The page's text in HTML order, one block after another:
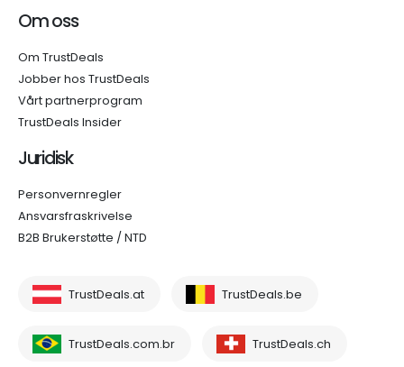
Om oss
Om TrustDeals
Jobber hos TrustDeals
Vårt partnerprogram
TrustDeals Insider
Juridisk
Personvernregler
Ansvarsfraskrivelse
B2B Brukerstøtte / NTD
TrustDeals.at TrustDeals.be
TrustDeals.com.br TrustDeals.ch